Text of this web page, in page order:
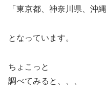
「東京都、神奈川県、沖
となっています。
ちょこっと
調べてみると、、、